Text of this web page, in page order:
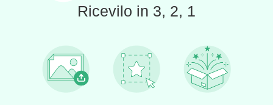
Ricevilo in 3, 2, 1